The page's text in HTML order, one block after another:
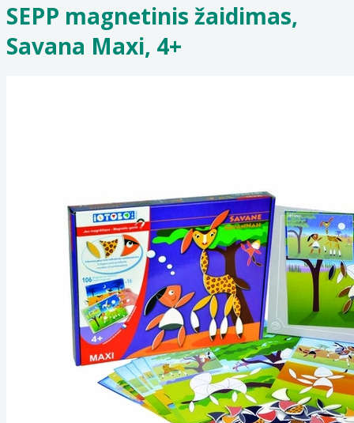
SEPP magnetinis žaidimas,
Savana Maxi, 4+